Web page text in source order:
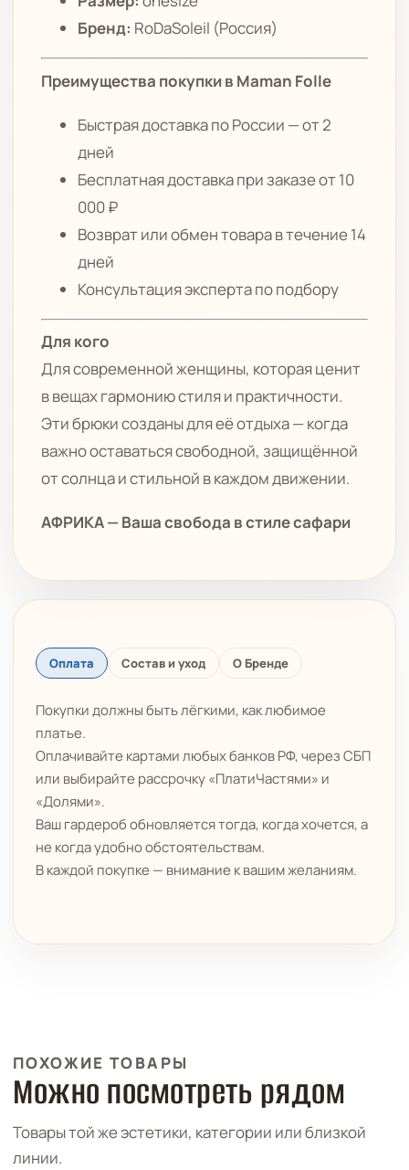
Бренд: RoDaSoleil (Россия)
Преимущества покупки в Maman Folle
Быстрая доставка по России — от 2
дней
Бесплатная доставка при заказе от 10
000 ₽
Возврат или обмен товара в течение 14
дней
Консультация эксперта по подбору
Для кого
Для современной женщины, которая ценит
в вещах гармонию стиля и практичности.
Эти брюки созданы для её отдыха — когда
важно оставаться свободной, защищённой
от солнца и стильной в каждом движении.
АФРИКА — Ваша свобода в стиле сафари
Оплата Состав и уход О Бренде
Покупки должны быть лёгкими, как любимое
платье.
Оплачивайте картами любых банков РФ, через СБП
или выбирайте рассрочку «ПлатиЧастями» и
«Долями».
Ваш гардероб обновляется тогда, когда хочется, а
не когда удобно обстоятельствам.
В каждой покупке — внимание к вашим желаниям.
ПОХОЖИЕ ТОВАРЫ
Можно посмотреть рядом
Товары той же эстетики, категории или близкой
линии.